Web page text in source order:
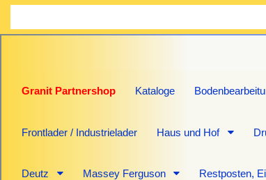
Granit Partnershop Kataloge
Frontlader / Industrielader Haus und Hof
Deutz Massey Ferguson Restposten,